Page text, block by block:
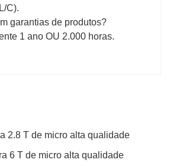
C).
garantias de produtos?
1 ano OU 2.000 horas.
2.8 T de micro alta qualidade
6 T de micro alta qualidade